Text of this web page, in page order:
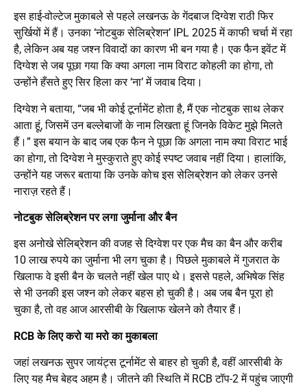
इस हाई-वोल्टेज मुकाबले से पहले लखनऊ के गेंदबाज दिग्वेश राठी फिर
सुर्खियों में हैं। उनका ‘नोटबुक सेलिब्रेशन’ IPL 2025 में काफी चर्चा में रहा
है, लेकिन अब यह जश्न विवादों का कारण भी बन गया है। एक फैन इवेंट में
दिग्वेश से जब पूछा गया कि क्या अगला नाम विराट कोहली का होगा, तो
उन्होंने हँसते हुए सिर हिला कर ‘ना’ में जवाब दिया।
दिग्वेश ने बताया, “जब भी कोई टूर्नामेंट होता है, मैं एक नोटबुक साथ लेकर
आता हूं, जिसमें उन बल्लेबाजों के नाम लिखता हूं जिनके विकेट मुझे मिलते
हैं।” इस बयान के बाद जब एक फैन ने पूछा कि अगला नाम क्या विराट भाई
का होगा, तो दिग्वेश ने मुस्कुराते हुए कोई स्पष्ट जवाब नहीं दिया। हालांकि,
उन्होंने यह जरूर बताया कि उनके कोच इस सेलिब्रेशन को लेकर उनसे
नाराज़ रहते हैं।
नोटबुक सेलिब्रेशन पर लगा जुर्माना और बैन
इस अनोखे सेलिब्रेशन की वजह से दिग्वेश पर एक मैच का बैन और करीब
10 लाख रुपये का जुर्माना भी लग चुका है। पिछले मुकाबले में गुजरात के
खिलाफ वे इसी बैन के चलते नहीं खेल पाए थे। इससे पहले, अभिषेक सिंह
से भी उनकी इस जश्न को लेकर बहस हो चुकी है। अब जब बैन पूरा हो
चुका है, तो वह आज आरसीबी के खिलाफ खेलने को तैयार हैं।
RCB के लिए करो या मरो का मुकाबला
जहां लखनऊ सुपर जायंट्स टूर्नामेंट से बाहर हो चुकी है, वहीं आरसीबी के
लिए यह मैच बेहद अहम है। जीतने की स्थिति में RCB टॉप-2 में पहुंच जाएगी